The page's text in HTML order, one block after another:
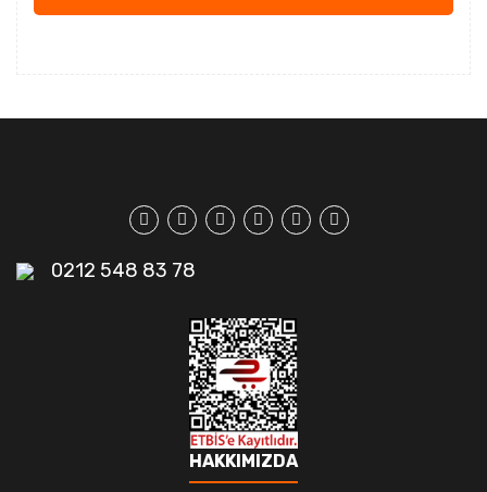
0212 548 83 78
HAKKIMIZDA